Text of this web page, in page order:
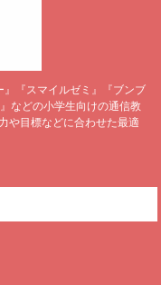
』『スマイルゼミ』『ブンブ
などの小学生向けの通信教
や目標などに合わせた最適